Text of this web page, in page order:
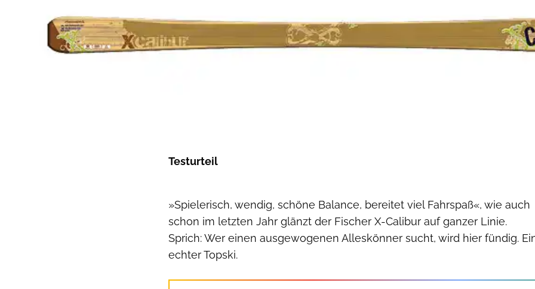
Testurteil
»Spielerisch, wendig, schöne Balance, bereitet viel Fahrspaß«, wie auch
schon im letzten Jahr glänzt der Fischer X-Calibur auf ganzer Linie.
Sprich: Wer einen ausgewogenen Alleskönner sucht, wird hier fündig.
echter Topski.